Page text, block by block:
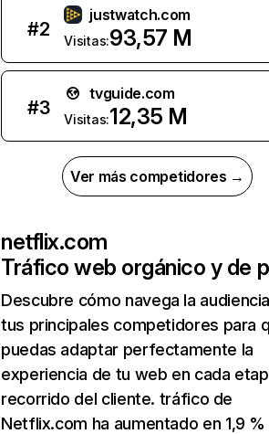
#2
justwatch.com
Visitas:93,57 M
#3
tvguide.com
Visitas:12,35 M
Ver más competidores →
netflix.com
Tráfico web orgánico y de
Descubre cómo navega la
tus principales competidores para
puedas adaptar perfectamente la
experiencia de tu web en cada
recorrido del cliente. tráfico de
Netflix.com ha aumentado en 1,9